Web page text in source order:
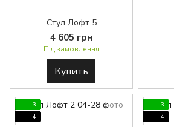
Стул Лофт 5
4 605 грн
Під замовлення
Купить
3
4
3
4